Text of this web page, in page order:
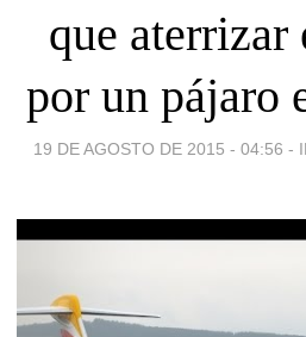
que aterrizar
por un pájaro
19 DE AGOSTO DE 2015 - 04:56 -